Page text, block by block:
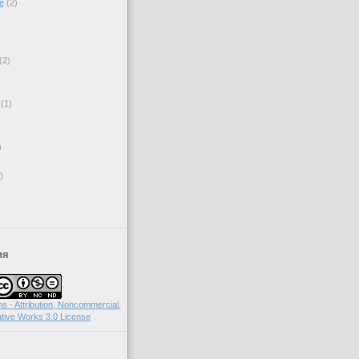
(2)
(2)
(1)
- Attribution, Noncommercial,
Works 3.0 License